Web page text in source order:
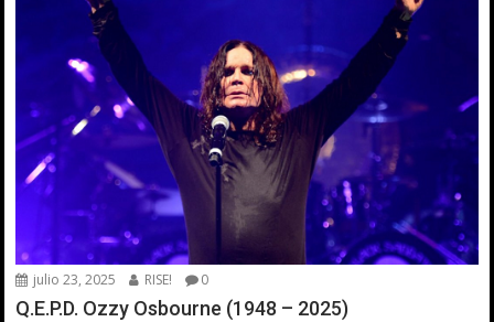
julio 23, 2025 RISE! 0
Q.E.P.D. Ozzy Osbourne (1948 – 2025)